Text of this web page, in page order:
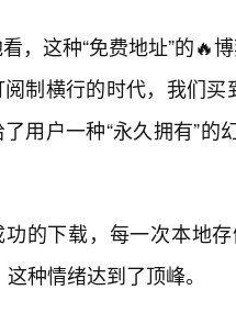
，这种“免费地址”的🔥
制横行的时代，我们
用户一种“永久拥有”
的下载，每一次本地
种情绪达到了顶峰。